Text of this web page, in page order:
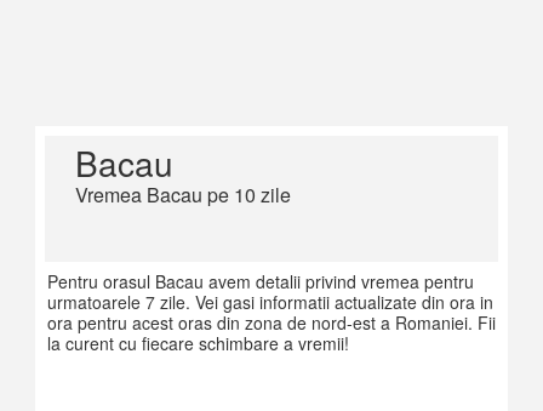
Bacau
Vremea Bacau pe 10 zile
Pentru orasul Bacau avem detalii privind vremea pentru
urmatoarele 7 zile. Vei gasi informatii actualizate din ora in
ora pentru acest oras din zona de nord-est a Romaniei. Fii
la curent cu fiecare schimbare a vremii!